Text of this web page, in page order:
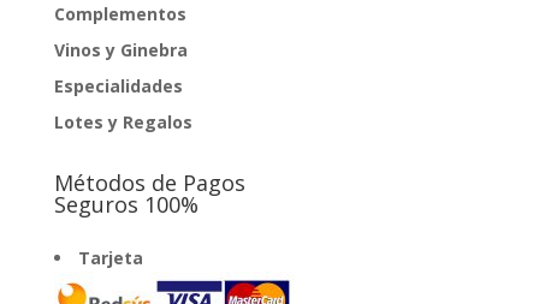
Complementos
Vinos y Ginebra
Especialidades
Lotes y Regalos
Métodos de Pagos
Seguros 100%
Tarjeta